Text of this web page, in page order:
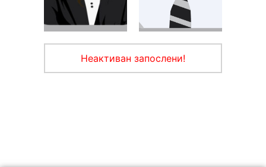
Неактиван запослени!